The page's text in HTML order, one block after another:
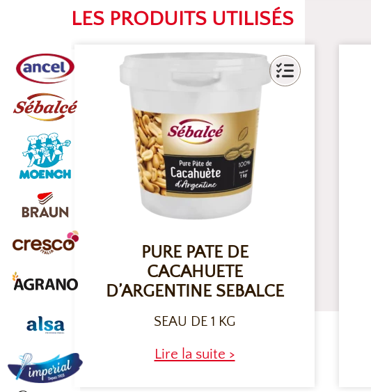
LES PRODUITS UTILISÉS
PURE PATE DE
CACAHUETE
D’ARGENTINE SEBALCE
SEAU DE 1 KG
Lire la suite >